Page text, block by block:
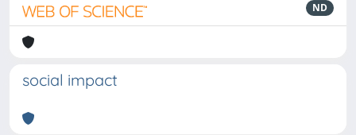
ND
social impact